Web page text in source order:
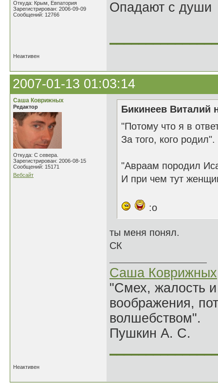
Откуда: Крым, Евпатория
Зарегистрирован: 2006-09-09
Сообщений: 12766
Опадают с души
Неактивен
2007-01-13 01:03:14
Саша Коврижных
Редактор
Откуда: С севера.
Зарегистрирован: 2006-08-15
Сообщений: 15171
Вебсайт
Бикинеев Виталий
"Потому что я в
За того, кого родил".
"Авраам породил
И при чем тут
:o
ты меня понял.
СК
Саша Коврижных
"Смех, жалость
воображения,
волшебством".
Пушкин А. С.
Неактивен